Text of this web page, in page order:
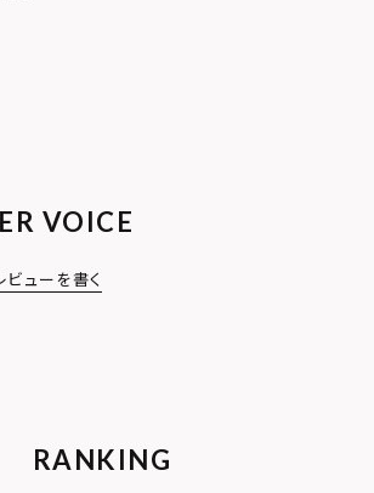
VOICE
ビューを書く
RANKING